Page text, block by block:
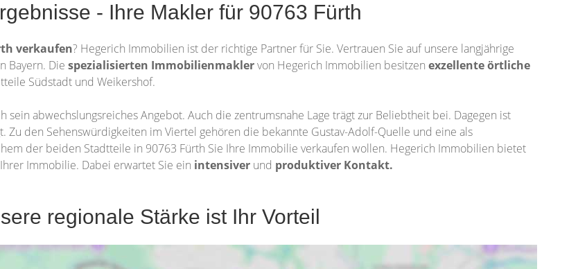
- Ihre Makler für 90763 Fürth
verkaufen? Hegerich Immobilien ist der richtige Partner für Sie. Vertrauen Sie auf unsere langjährige
Bayern. Die spezialisierten Immobilienmaklervon Hegerich Immobilien besitzen exzellente örtliche
Südstadt und Weikershof.
sein abwechslungsreiches Angebot. Auch die zentrumsnahe Lage trägt zur Beliebtheit bei. Dagegen ist
Zu den Sehenswürdigkeiten im Viertel gehören die bekannte Gustav-Adolf-Quelle und eine als
der beiden Stadtteile in 90763 Fürth Sie Ihre Immobilie verkaufen wollen. Hegerich Immobilien bietet
Ihrer Immobilie. Dabei erwartet Sie ein intensiver und produktiver Kontakt.
regionale Stärke ist Ihr Vorteil